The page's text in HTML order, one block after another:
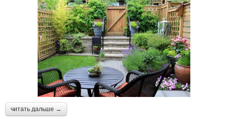
читать дальше →